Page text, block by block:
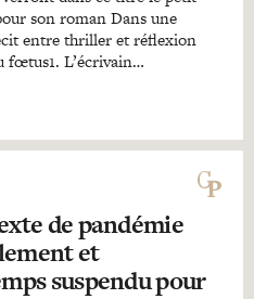
son roman Dans une
entre thriller et réflexion
fœtus1. L’écrivain…
de pandémie
et
suspendu pour